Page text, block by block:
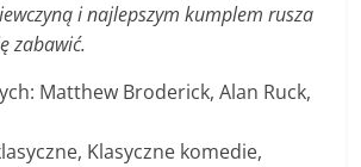
i najlepszym kumplem rusza
zabawić.
Matthew Broderick, Alan Ruck,
Klasyczne komedie,